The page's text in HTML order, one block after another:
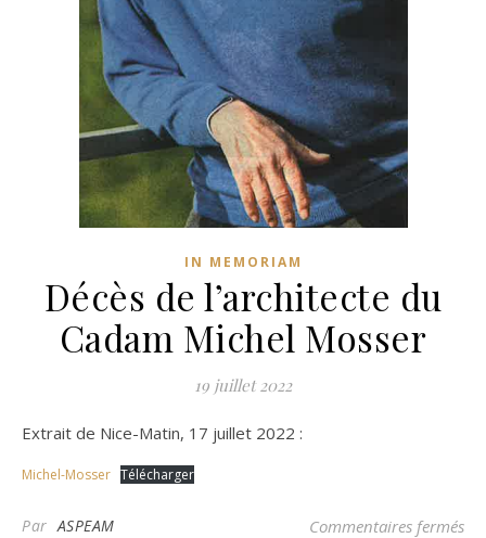
IN MEMORIAM
Décès de l’architecte du
Cadam Michel Mosser
19 juillet 2022
Extrait de Nice-Matin, 17 juillet 2022 :
Michel-Mosser Télécharger
ParASPEAM Commentaires fermés